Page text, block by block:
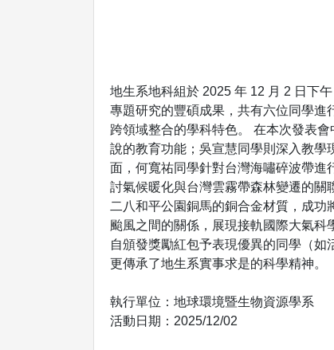
地生系地科組於 2025 年 12 月 2 日下
專題研究的豐碩成果，共有六位同學
跨領域整合的學科特色。 在本次發表
說的教育功能；吳宣慧同學則深入教
面，何寬祐同學針對台灣海嘯碎波帶進
討氣候暖化與台灣雲霧帶森林變遷的關
二八和平公園銅馬的銅合金材質，成
颱風之間的關係，展現接軌國際大氣
自頒發獎勵紅包予表現優異的同學（如
更傳承了地生系實事求是的科學精神。
執行單位：地球環境暨生物資源學系
活動日期：2025/12/02